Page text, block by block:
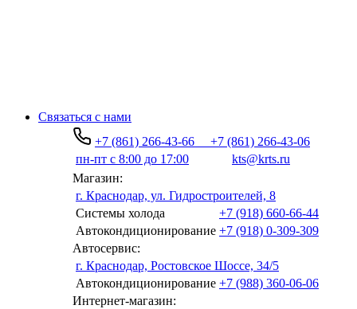
Связаться с нами
+7 (861) 266-43-66
+7 (861) 266-43-06
пн-пт с 8:00 до 17:00
kts@krts.ru
Магазин:
г. Краснодар, ул. Гидростроителей, 8
Системы холода
+7 (918) 660-66-44
Автокондиционирование +7 (918) 0-309-309
Автосервис:
г. Краснодар, Ростовское Шоссе, 34/5
Автокондиционирование +7 (988) 360-06-06
Интернет-магазин: